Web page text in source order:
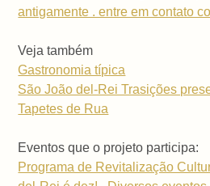
antigamente . entre em contato
Veja também
Gastronomia típica
São João del-Rei Trasições
Tapetes de Rua
Eventos que o projeto participa:
Programa de Revitalização